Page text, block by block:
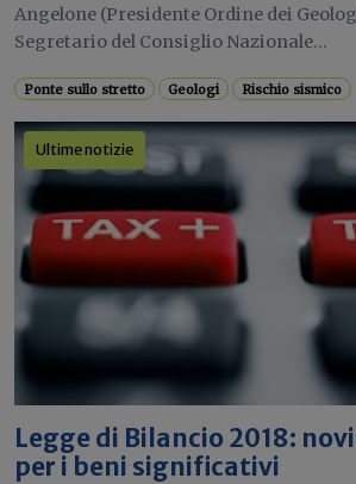
Angelone (Presidente Ordine dei
Segretario del Consiglio Nazionale...
Ponte sullo stretto Geologi Rischio sismico
Ultime notizie
Legge di Bilancio 2018:
per i beni significativi